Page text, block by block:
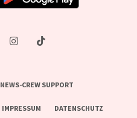
NEWS-CREW SUPPORT
IMPRESSUM DATENSCHUTZ